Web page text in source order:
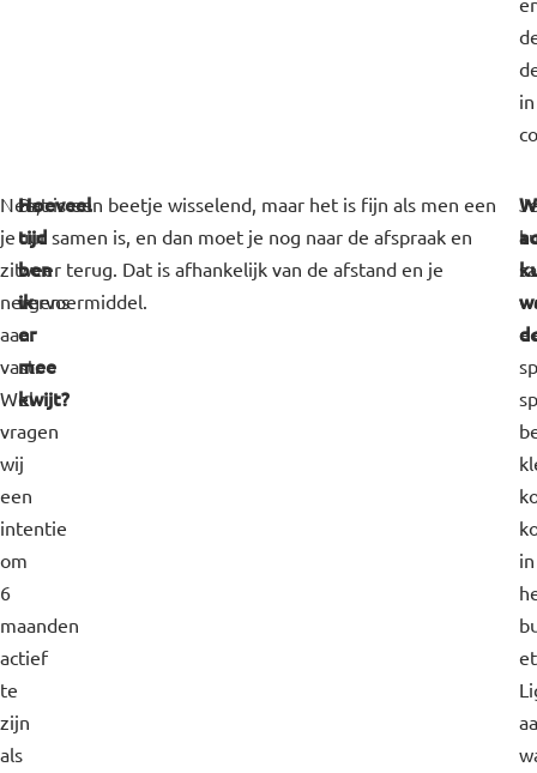
in
Nee,
je
zit
nergens
aan
vast.
Wel
vragen
wij
een
intentie
om
6
maanden
actief
te
zijn
als
Hoeveel
tijd
ben
ik
er
mee
kwijt?
Dat is een beetje wisselend, maar het is fijn als men een
uur samen is, en dan moet je nog naar de afspraak en
weer terug. Dat is afhankelijk van de afstand en je
vervoermiddel.
in